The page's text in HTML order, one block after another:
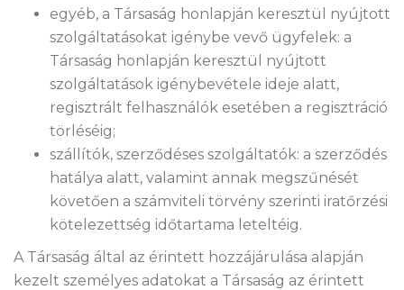
egyéb, a Társaság honlapján keresztül nyújtott
szolgáltatásokat igénybe vevő ügyfelek: a
Társaság honlapján keresztül nyújtott
szolgáltatások igénybevétele ideje alatt,
regisztrált felhasználók esetében a regisztráció
törléséig;
szállítók, szerződéses szolgáltatók: a szerződés
hatálya alatt, valamint annak megszűnését
követően a számviteli törvény szerinti iratőrzési
kötelezettség időtartama leteltéig.
A Társaság által az érintett hozzájárulása alapján
kezelt személyes adatokat a Társaság az érintett